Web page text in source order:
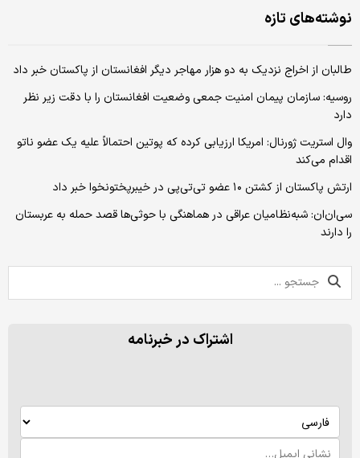
نوشته‌های تازه
طالبان از اخراج نزدیک به دو هزار مهاجر دیگر افغانستان از پاکستان خبر داد
روسیه: سازمان پیمان امنیت جمعی وضعیت افغانستان را با دقت زیر نظر
دارد
وال استریت ژورنال: امریکا ارزیابی کرده که پوتین احتمالاً علیه یک عضو ناتو
اقدام می‌کند
ارتش پاکستان از کشتن ۱۰ عضو تی‌تی‌پی در خیبرپختونخوا خبر داد
سی‌ان‌ان: شبه‌نظامیان عراقی در هماهنگی با حوثی‌ها قصد حمله به عربستان
را دارند
اشتراک در خبرنامه